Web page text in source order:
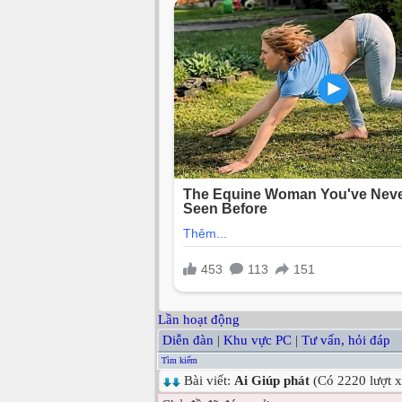
Lần hoạt động
Diễn đàn | Khu vực PC | Tư vấn, hỏi đáp
Tìm kiếm
Bài viết: Ai Giúp phát (Có 2220 lượt